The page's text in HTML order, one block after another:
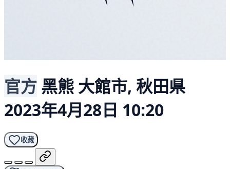
官方 黑熊 大館市, 秋田県
2023年4月28日 10:20
收藏